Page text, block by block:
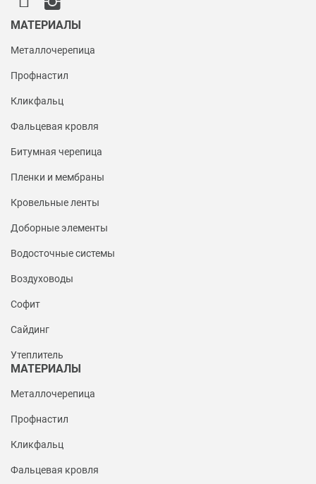
МАТЕРИАЛЫ
Металлочерепица
Профнастил
Кликфальц
Фальцевая кровля
Битумная черепица
Пленки и мембраны
Кровельные ленты
Доборные элементы
Водосточные системы
Воздуховоды
Софит
Сайдинг
Утеплитель
МАТЕРИАЛЫ
Металлочерепица
Профнастил
Кликфальц
Фальцевая кровля